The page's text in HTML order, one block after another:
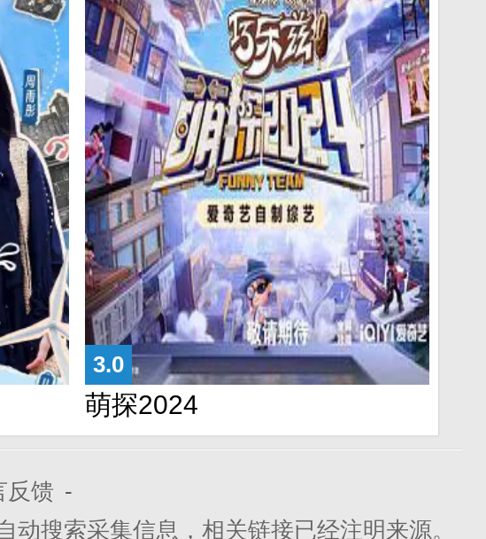
3.0
萌探2024
反馈 -
搜索采集信息，相关链接已经注明来源。